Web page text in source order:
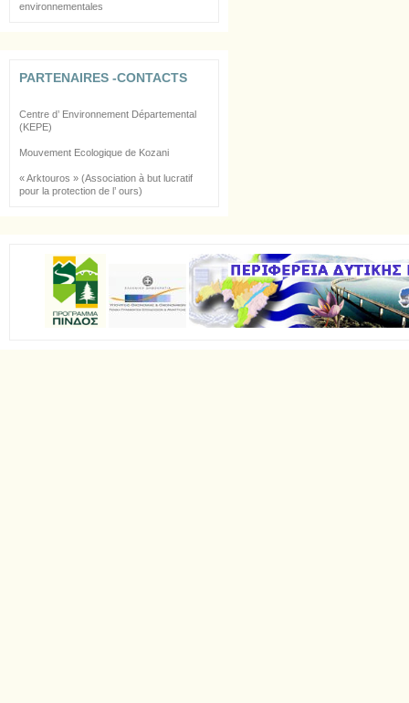
environnementales
PARTENAIRES -CONTACTS
Centre d’ Environnement Départemental
(KEPE)
Mouvement Ecologique de Kozani
« Arktouros » (Association à but lucratif
pour la protection de l’ ours)